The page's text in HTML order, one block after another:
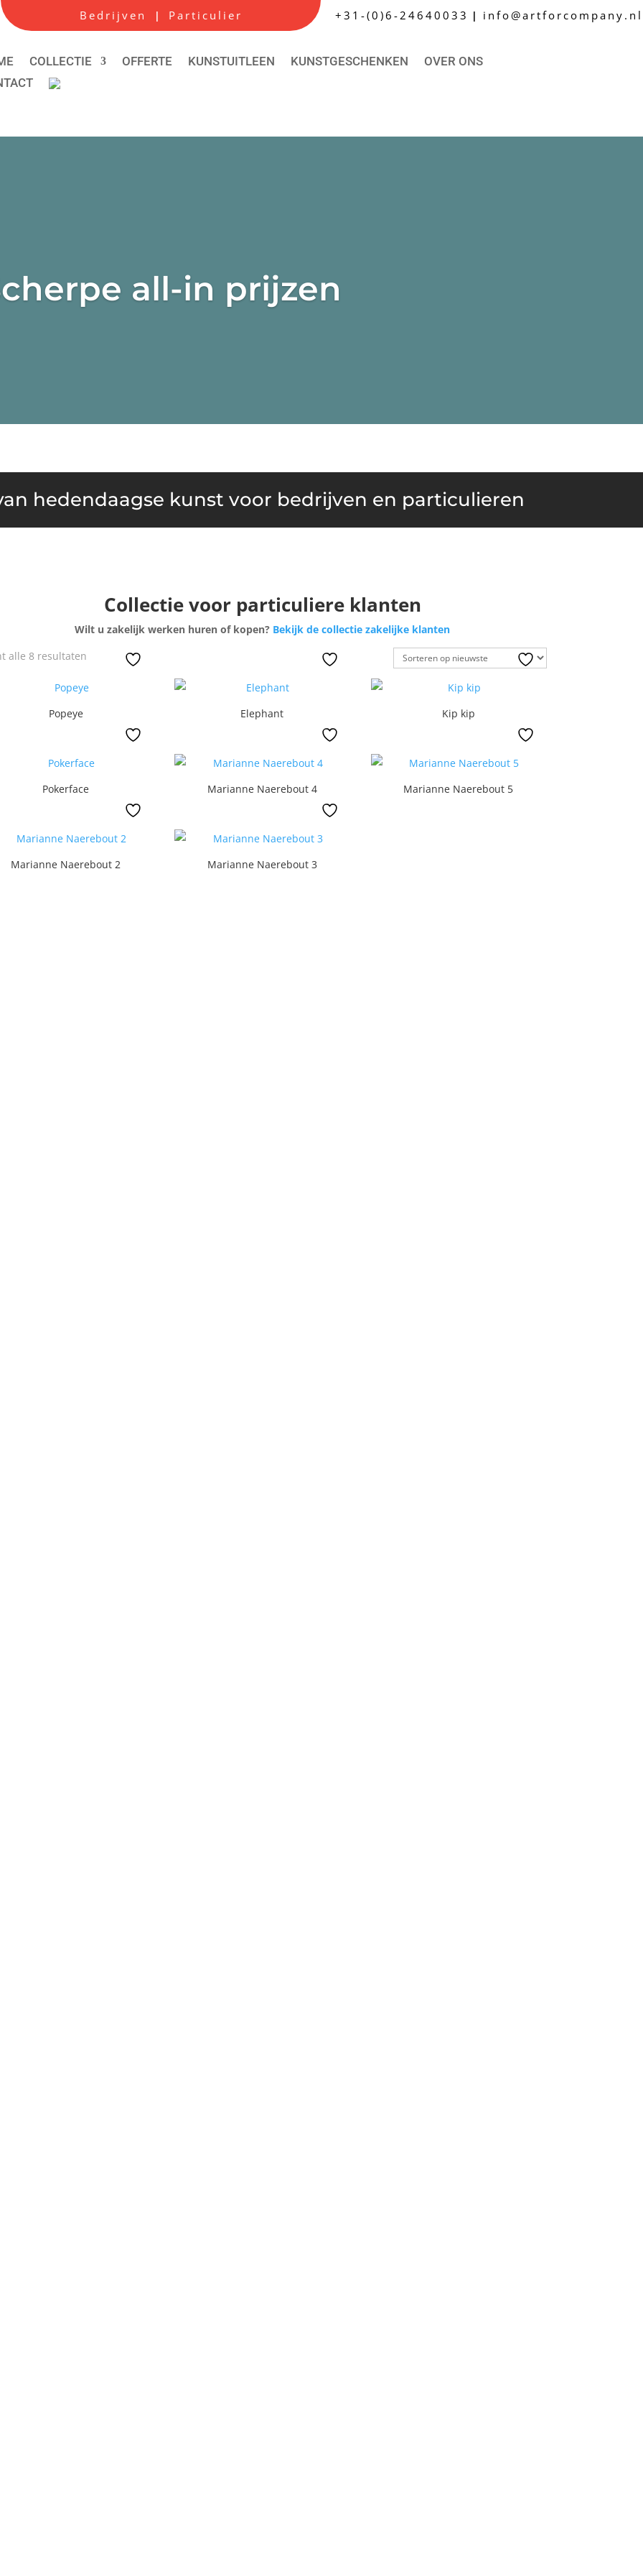
Bedrijven | Particulier
COLLECTIE OFFERTE KUNSTUITLEEN KUNSTGESCHENKEN
OVER ONS
+31-(0)6-24640033 | info@artforcompany.nl
all-in prijzen
hedendaagse kunst voor bedrijven en particulieren
Collectie voor particuliere klanten
Wilt u zakelijk werken huren of kopen? Bekijk de collectie zakelijke klanten
alle 8 resultatenGesorteerd
nieuwste
Popeye
Elephant Kip kip
Pokerface Marianne Naerebout 4 Marianne Naerebout 5
Marianne Naerebout 2 Marianne Naerebout 3